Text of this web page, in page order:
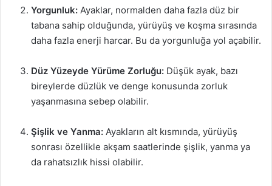
Yorgunluk: Ayaklar, normalden daha fazla düz bir
tabana sahip olduğunda, yürüyüş ve koşma sırasında
daha fazla enerji harcar. Bu da yorgunluğa yol açabilir.
Düz Yüzeyde Yürüme Zorluğu: Düşük ayak, bazı
bireylerde düzlük ve denge konusunda zorluk
yaşanmasına sebep olabilir.
Şişlik ve Yanma: Ayakların alt kısmında, yürüyüş
sonrası özellikle akşam saatlerinde şişlik, yanma ya
da rahatsızlık hissi olabilir.